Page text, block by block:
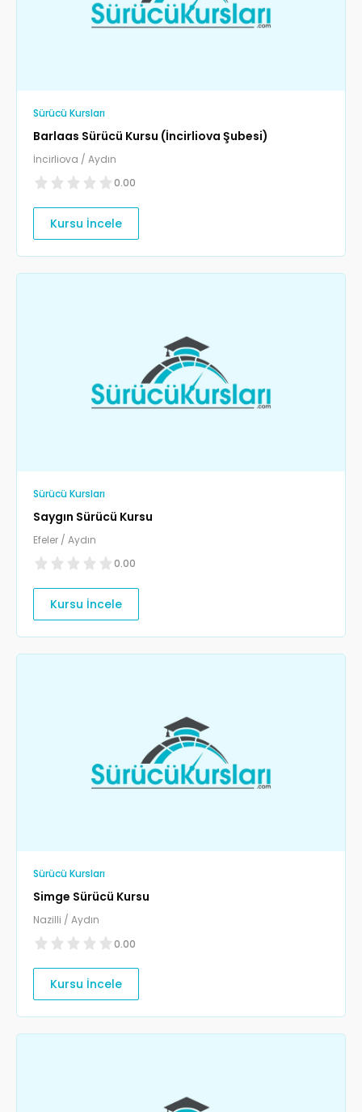
Sürücü Kursları
Barlaas Sürücü Kursu (İncirliova Şubesi)
İncirliova / Aydın
0.00
Kursu İncele
Sürücü Kursları
Saygın Sürücü Kursu
Efeler / Aydın
0.00
Kursu İncele
Sürücü Kursları
Simge Sürücü Kursu
Nazilli / Aydın
0.00
Kursu İncele